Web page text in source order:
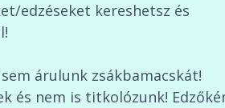
edzéseket kereshetsz és
árulunk zsákbamacskát!
és nem is titkolózunk!